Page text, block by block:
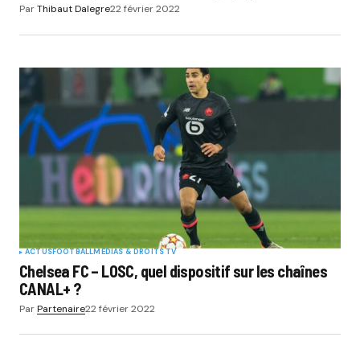
ParThibaut Dalegre22 février 2022
ACTUSFOOTBALLMÉDIAS & DROITS TV
Chelsea FC – LOSC, quel dispositif sur les chaînes
CANAL+ ?
ParPartenaire22 février 2022